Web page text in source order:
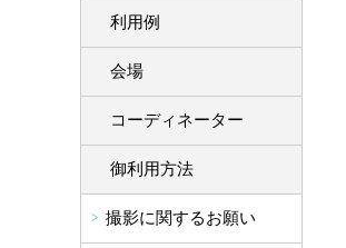
利用例
会場
コーディネーター
御利用方法
撮影に関するお願い